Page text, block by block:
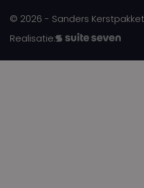
© 2026 - Sanders Kerstpakket
Realisatie: